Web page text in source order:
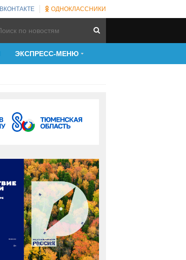
ВКОНТАКТЕ ОДНОКЛАССНИКИ
ЭКСПРЕСС-МЕНЮ